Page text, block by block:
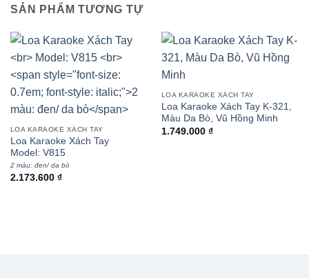
SẢN PHẨM TƯƠNG TỰ
LOA KARAOKE XÁCH TAY
Loa Karaoke Xách Tay
Model: V815
2 màu: đen/ da bò
2.173.600 ₫
LOA KARAOKE XÁCH TAY
Loa Karaoke Xách Tay K-321,
Màu Da Bò, Vũ Hồng Minh
1.749.000 ₫